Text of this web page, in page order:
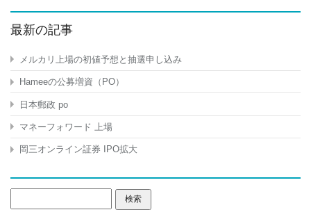
最新の記事
メルカリ上場の初値予想と抽選申し込み
Hameeの公募増資（PO）
日本郵政 po
マネーフォワード 上場
岡三オンライン証券 IPO拡大
索: